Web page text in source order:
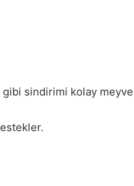
sindirimi kolay